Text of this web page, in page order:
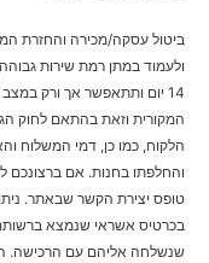
ביטול עסקה/מכירה והחזרת
ולעמוד במתן רמת שירות
14 יום ותתאפשר אך ורק
המקורית וזאת בהתאם לחוק
הלקוח, כמו כן, דמי המשלוח
והחלפתו בחנות. אם ברצונכם
טופס יצירת הקשר שבאתר.
בכרטיס אשראי שנמצא
שנשלחה אליהם עם הרכישה.